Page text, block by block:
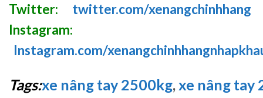
Twitter:
twitter.com/xenangchinhhang
Instagram:
Instagram.com/
Tags:xe nâng tay 2500kg, xe nâng tay